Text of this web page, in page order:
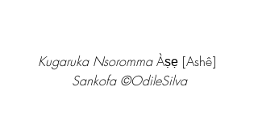
Kugaruka Nsoromma Àṣẹ [Ashê]
Sankofa ©OdileSilva